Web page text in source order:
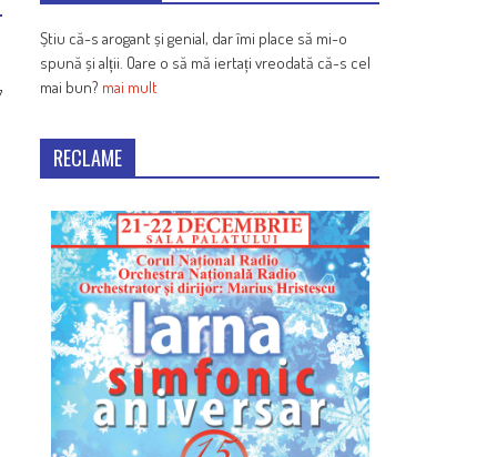
Știu că-s arogant și genial, dar îmi place să mi-o
spună și alții. Oare o să mă iertați vreodată că-s cel
mai bun? mai mult
RECLAME